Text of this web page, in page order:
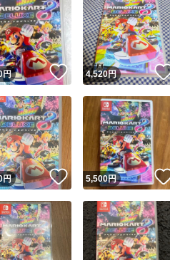
円 いいね！
4,520円
円 いいね！
5,500円